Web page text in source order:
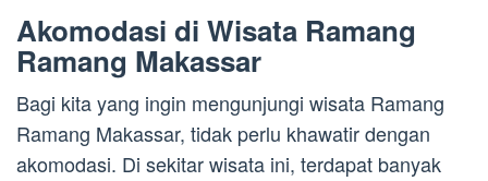
Akomodasi di Wisata Ramang
Ramang Makassar
Bagi kita yang ingin mengunjungi wisata Ramang
Ramang Makassar, tidak perlu khawatir dengan
akomodasi. Di sekitar wisata ini, terdapat banyak